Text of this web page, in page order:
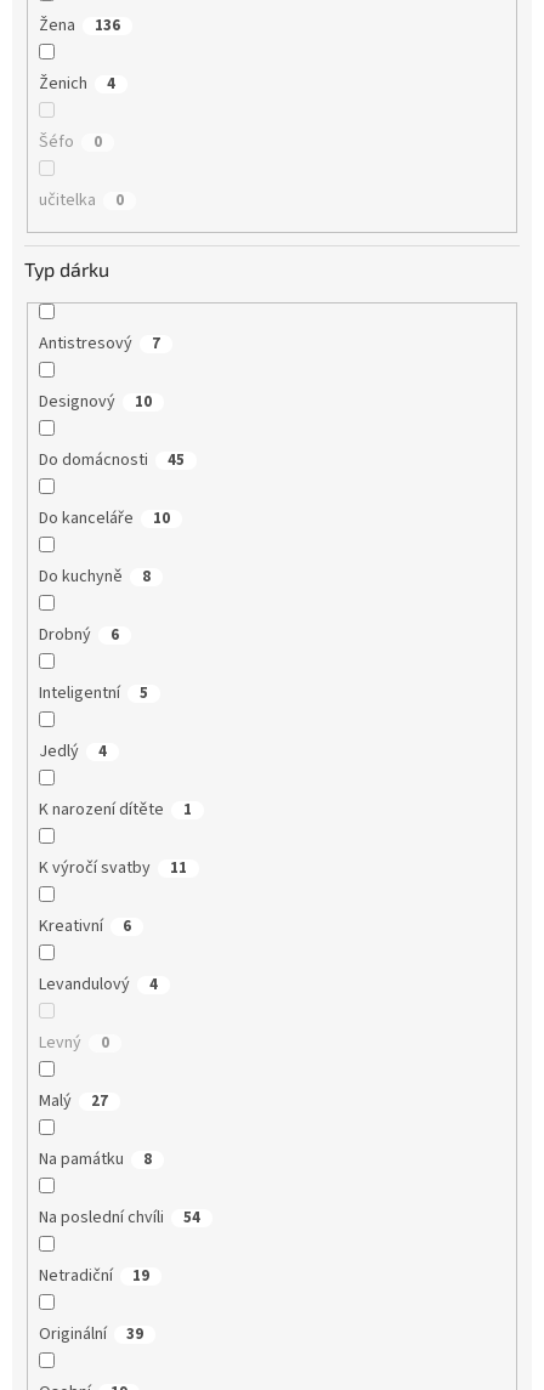
Žena 136
Ženich 4
Šéfo 0
učitelka 0
Typ dárku
Antistresový 7
Designový 10
Do domácnosti 45
Do kanceláře 10
Do kuchyně 8
Drobný 6
Inteligentní 5
Jedlý 4
K narození dítěte 1
K výročí svatby 11
Kreativní 6
Levandulový 4
Levný 0
Malý 27
Na památku 8
Na poslední chvíli 54
Netradiční 19
Originální 39